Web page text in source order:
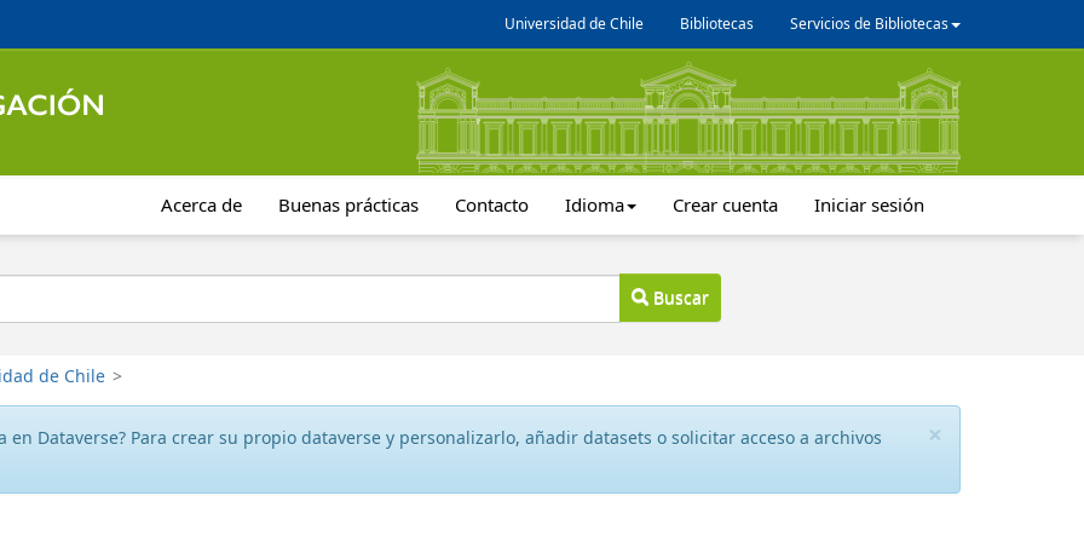
Universidad de Chile Bibliotecas Servicios de Bibliotecas
Acerca de Buenas prácticas Contacto Idioma Crear cuenta Iniciar sesión
Buscar
de Chile >
×
en Dataverse? Para crear su propio dataverse y personalizarlo, añadir datasets o solicitar acceso a archivos